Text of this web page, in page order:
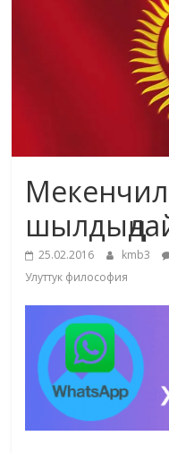
Мекенчил
25.02.2016 kmb3
Улуттук философия